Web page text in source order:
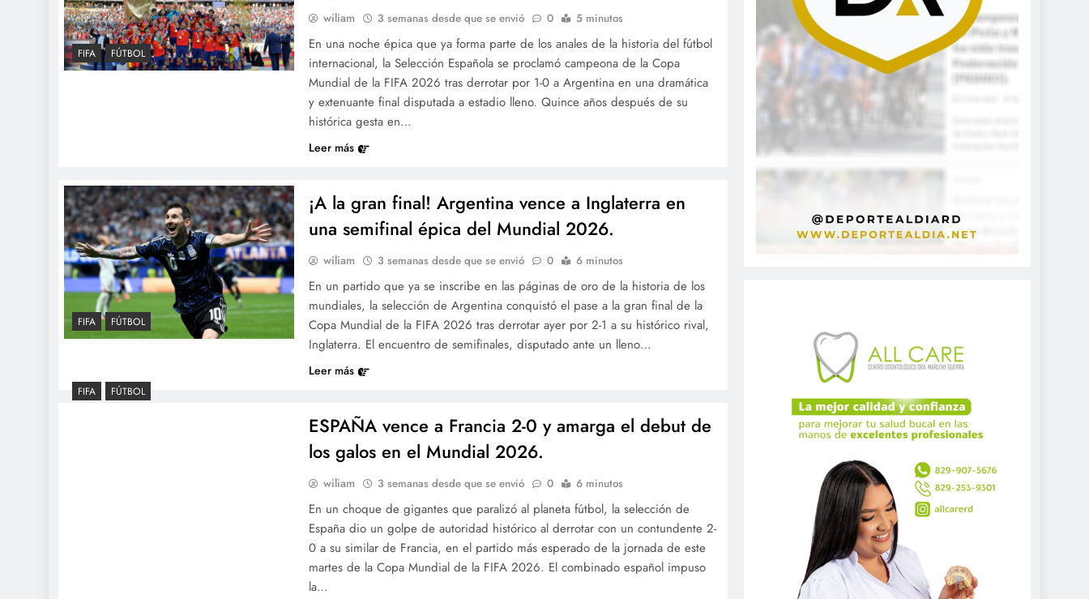
FIFA FÚTBOL
wiliam 3 semanas desde que se envió 0 5 minutos
En una noche épica que ya forma parte de los anales de la historia del fútbol
internacional, la Selección Española se proclamó campeona de la Copa
Mundial de la FIFA 2026 tras derrotar por 1-0 a Argentina en una dramática
y extenuante final disputada a estadio lleno. Quince años después de su
histórica gesta en…
Leer más
FIFA FÚTBOL
¡A la gran final! Argentina vence a Inglaterra en
una semifinal épica del Mundial 2026.
wiliam 3 semanas desde que se envió 0 6 minutos
En un partido que ya se inscribe en las páginas de oro de la historia de los
mundiales, la selección de Argentina conquistó el pase a la gran final de la
Copa Mundial de la FIFA 2026 tras derrotar ayer por 2-1 a su histórico rival,
Inglaterra. El encuentro de semifinales, disputado ante un lleno…
Leer más
FIFA FÚTBOL
ESPAÑA vence a Francia 2-0 y amarga el debut de
los galos en el Mundial 2026.
wiliam 3 semanas desde que se envió 0 6 minutos
En un choque de gigantes que paralizó al planeta fútbol, la selección de
España dio un golpe de autoridad histórico al derrotar con un contundente 2-
0 a su similar de Francia, en el partido más esperado de la jornada de este
martes de la Copa Mundial de la FIFA 2026. El combinado español impuso
la…